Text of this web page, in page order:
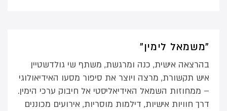
"משמאל לימין"
בהרצאה אישית, כנה ומרגשת, משתף שי גולדשטיין
איש תקשורת, מרצה ויוצר את סיפור מסעו האידיאולוגי
– ממחוזות השמאל האידיאליסטי אל חיבוק ערכי הימין.
דרך חוויות אישיות, דילמות מוסריות, אירועים מכוננים